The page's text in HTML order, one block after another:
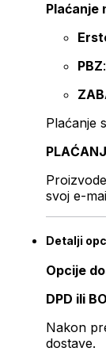
Plaćanje
PBZ
Plaćanje
svoj e-
Detalji
Opcije
DPD ili
Nakon
dostave.